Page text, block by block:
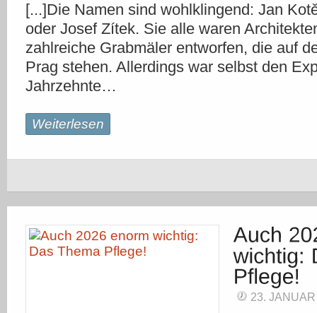
[...]Die Namen sind wohlklingend: Jan
oder Josef Zítek. Sie alle waren
zahlreiche Grabmäler entworfen, die auf
Prag stehen. Allerdings war selbst den
Jahrzehnte…
Weiterlesen
23.